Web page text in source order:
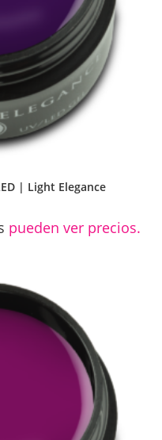
| Light Elegance
pueden ver precios.